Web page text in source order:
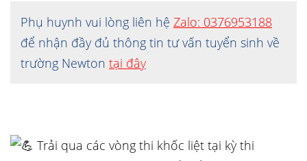
Phụ huynh vui lòng liên hệ Zalo: 0376953188
để nhận đầy đủ thông tin tư vấn tuyển sinh về
trường Newton tại đây
Trải qua các vòng thi khốc liệt tại kỳ thi